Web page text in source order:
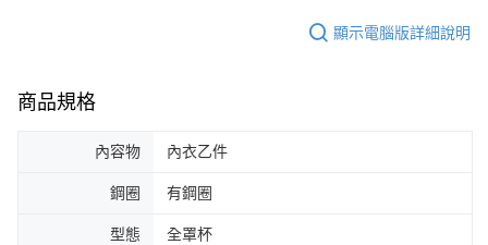
顯示電腦版詳細說明
商品規格
內容物 內衣乙件
鋼圈 有鋼圈
型態 全罩杯